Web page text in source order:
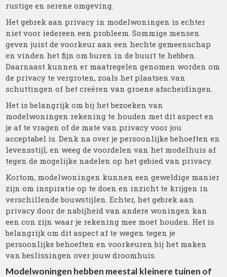
rustige en serene omgeving.
Het gebrek aan privacy in modelwoningen is echter
niet voor iedereen een probleem. Sommige mensen
geven juist de voorkeur aan een hechte gemeenschap
en vinden het fijn om buren in de buurt te hebben.
Daarnaast kunnen er maatregelen genomen worden om
de privacy te vergroten, zoals het plaatsen van
schuttingen of het creëren van groene afscheidingen.
Het is belangrijk om bij het bezoeken van
modelwoningen rekening te houden met dit aspect en
je af te vragen of de mate van privacy voor jou
acceptabel is. Denk na over je persoonlijke behoeften en
levensstijl, en weeg de voordelen van het modelhuis af
tegen de mogelijke nadelen op het gebied van privacy.
Kortom, modelwoningen kunnen een geweldige manier
zijn om inspiratie op te doen en inzicht te krijgen in
verschillende bouwstijlen. Echter, het gebrek aan
privacy door de nabijheid van andere woningen kan
een con zijn waar je rekening mee moet houden. Het is
belangrijk om dit aspect af te wegen tegen je
persoonlijke behoeften en voorkeuren bij het maken
van beslissingen over jouw droomhuis.
Modelwoningen hebben meestal kleinere tuinen of